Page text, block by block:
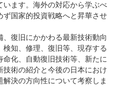
ます。海外の対応から学ぶべ
国家的投資戦略へと昇華させ
復旧にかかわる最新技術動向
知、修理、復旧等、現存する
化、自動復旧技術等、新たに
術の紹介と今後の日本におけ
決の方向性について考察しま